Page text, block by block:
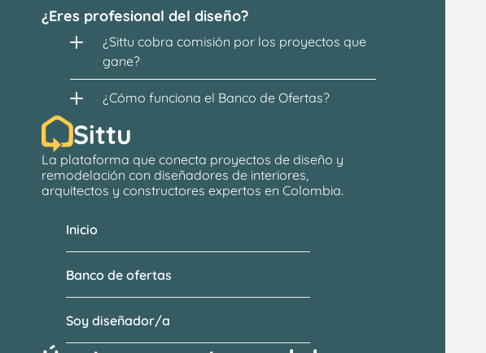
¿Eres profesional del diseño?
¿Sittu cobra comisión por los proyectos que
gane?
¿Cómo funciona el Banco de Ofertas?
Sittu
La plataforma que conecta proyectos de diseño y
remodelación con diseñadores de interiores,
arquitectos y constructores expertos en Colombia.
Banco de ofertas
Soy diseñador/a
Inicio